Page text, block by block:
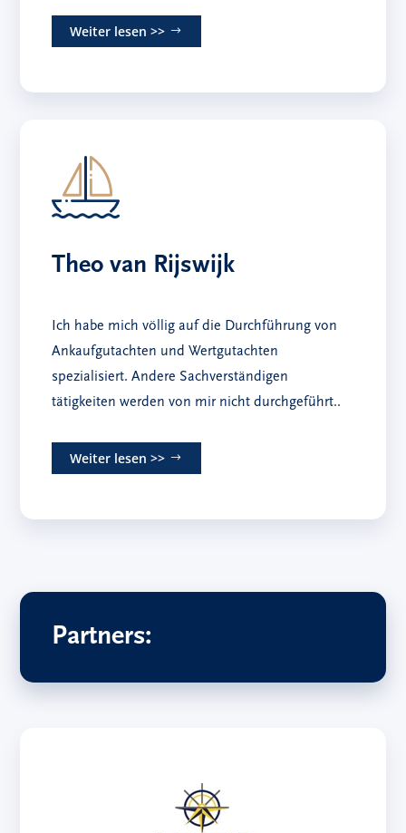
Weiter lesen >>
Theo van Rijswijk
Ich habe mich völlig auf die Durchführung von
Ankaufgutachten und Wertgutachten
spezialisiert. Andere Sachverständigen
tätigkeiten werden von mir nicht durchgeführt..
Weiter lesen >>
Partners: